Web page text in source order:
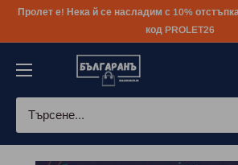
КъмПролет е! Нека й се насладим с 10%
код PROLET26